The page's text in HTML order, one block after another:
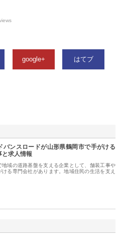
google+ はてブ
バンスロードが山形県鶴岡市で手がける
と求人情報
地域の道路基盤を支える企業として、舗装工事や
ける専門会社があります。地域住民の生活を支え